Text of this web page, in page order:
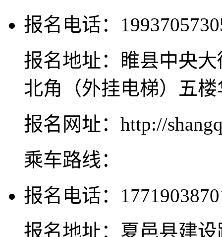
报名电话：
报名地址：睢县中央
北角（外挂电梯）五
报名网址：http://
乘车路线：
报名电话：
报名地址：夏邑县建